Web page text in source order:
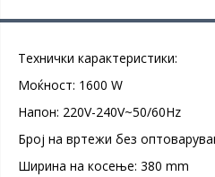
Технички карактеристики:
Моќност: 1600 W
Напон: 220V-240V~50/60Hz
Број на вртежи без
Ширина на косење: 380 mm